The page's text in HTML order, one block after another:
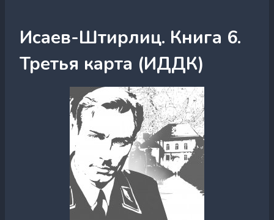
Исаев-Штирлиц. Книга 6.
Третья карта (ИДДК)